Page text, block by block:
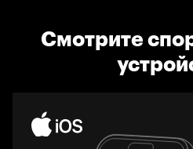
Смотрите